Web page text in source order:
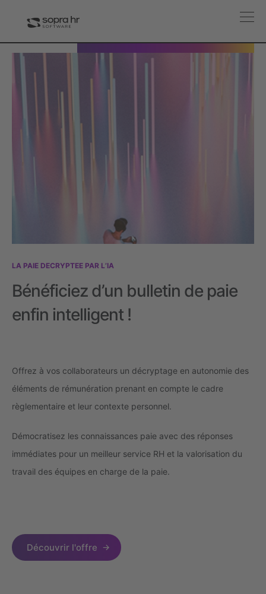
LA PAIE DECRYPTEE PAR L’IA
Bénéficiez d’un bulletin de paie
enfin intelligent !
Offrez à vos collaborateurs un décryptage en autonomie des
éléments de rémunération prenant en compte le cadre
règlementaire et leur contexte personnel.
Démocratisez les connaissances paie avec des réponses
immédiates pour un meilleur service RH et la valorisation du
travail des équipes en charge de la paie.
Découvrir l'offre